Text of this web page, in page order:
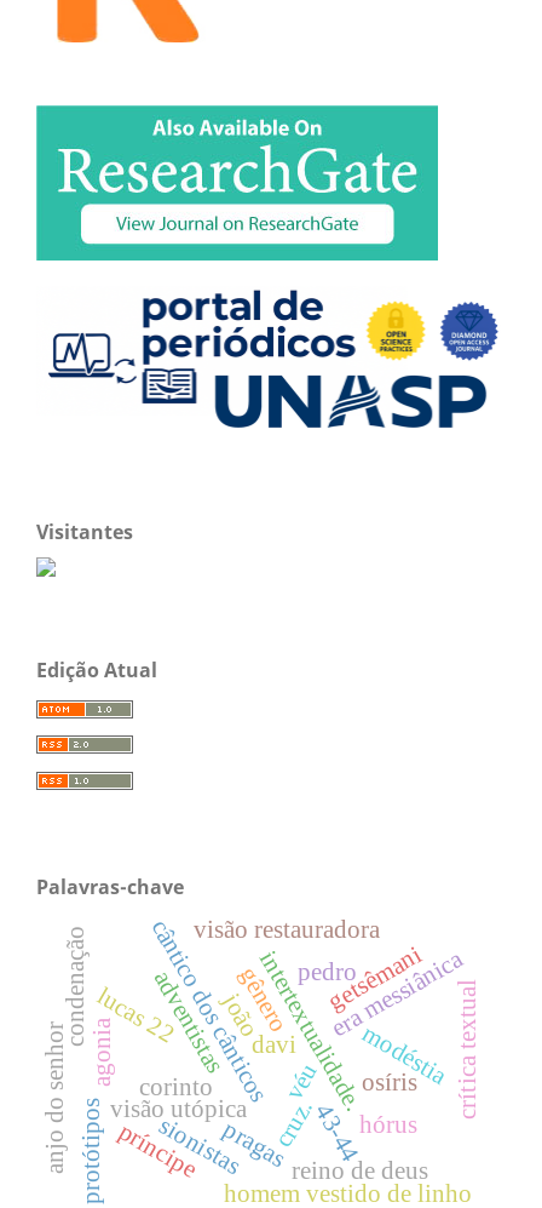
Visitantes
Edição Atual
Palavras-chave
cântico dos cânticos
43-44
davi
intertextualidade.
reino de deus
visão restauradora
visão utópica
era messiânica
sionistas
adventistas
corinto véu
gênero
modéstia
pragas
lucas 22 crítica textual
condenação pedro
homem vestido de linho
príncipe
anjo do senhor
getsêmani
protótipos hórus
osíris
agonia
cruz.
joão